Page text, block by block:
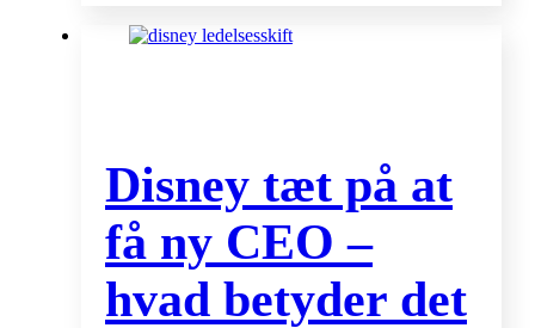
Disney tæt på at
få ny CEO –
hvad betyder det